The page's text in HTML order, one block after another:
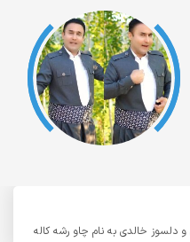
خالدی به نام چاو رشه کاله